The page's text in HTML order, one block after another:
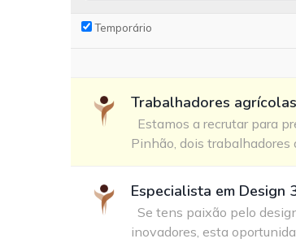
Temporário
Trabalhadores agrícolas
Estamos a recrutar para
Pinhão, dois trabalhadores
Especialista em Design
Se tens paixão pelo
inovadores, esta